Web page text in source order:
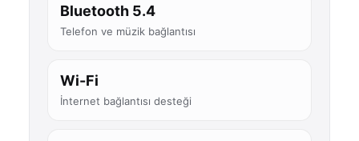
Bluetooth 5.4
Telefon ve müzik bağlantısı
Wi-Fi
İnternet bağlantısı desteği